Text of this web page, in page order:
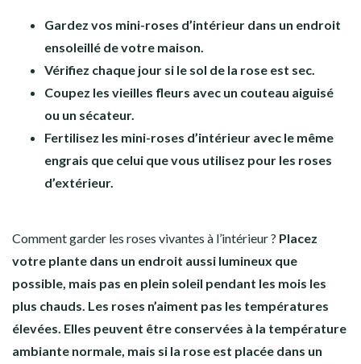
Gardez vos mini-roses d’intérieur dans un endroit
ensoleillé de votre maison.
Vérifiez chaque jour si le sol de la rose est sec.
Coupez les vieilles fleurs avec un couteau aiguisé
ou un sécateur.
Fertilisez les mini-roses d’intérieur avec le même
engrais que celui que vous utilisez pour les roses
d’extérieur.
Comment garder les roses vivantes à l’intérieur ? Placez
votre plante dans un endroit aussi lumineux que
possible, mais pas en plein soleil pendant les mois les
plus chauds. Les roses n’aiment pas les températures
élevées. Elles peuvent être conservées à la température
ambiante normale, mais si la rose est placée dans un